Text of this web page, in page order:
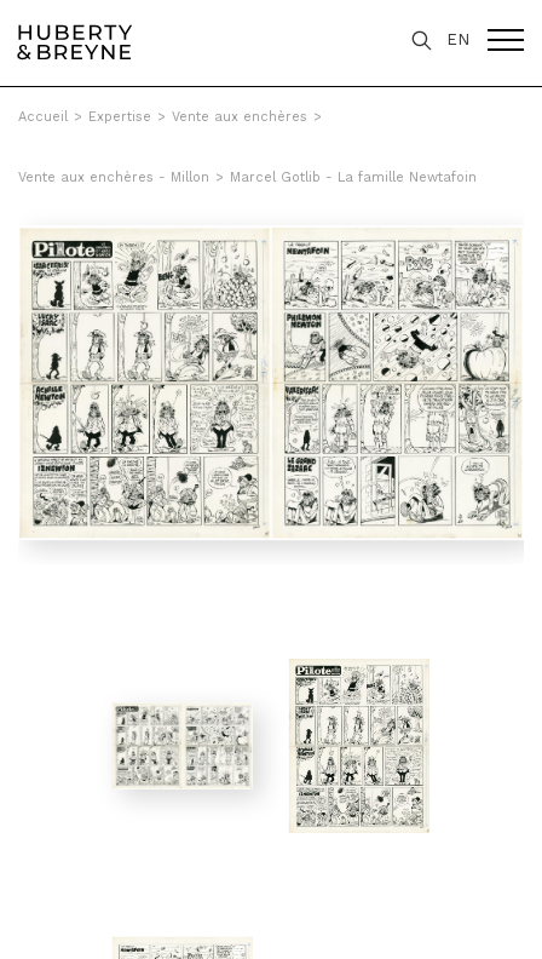
EN
Accueil > Expertise > Vente aux enchères >
Vente aux enchères - Millon > Marcel Gotlib - La famille Newtafoin